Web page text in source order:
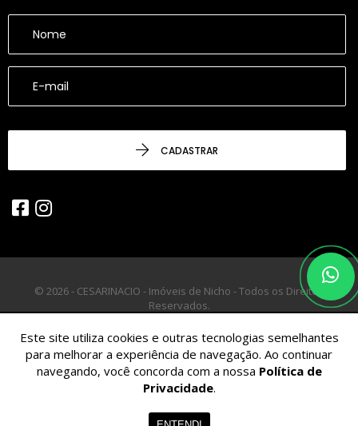
CADASTRAR
© 2026 - CESARINACIO - Imóveis de Nicho - Todos os Direitos
Reservados.
Este site utiliza cookies e outras tecnologias semelhantes
para melhorar a experiência de navegação. Ao continuar
navegando, você concorda com a nossa Política de
Privacidade.